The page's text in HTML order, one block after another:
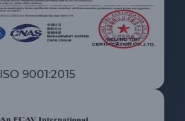
ISO 9001:2015